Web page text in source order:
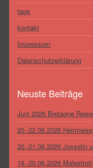
tage
kontakt
Impressum
Datenschutzerklärung
Neuste Beiträge
Juni 2026 Bretagne
20.-22.06.2026 Heimreise
20.-21.06.2026 Josselin
19.-20.06.2026